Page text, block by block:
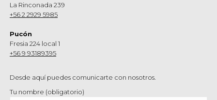
La Rinconada 239
+56 2 2929 5985
Pucón
Fresia 224 local 1
+56 9 93189395
Desde aquí puedes comunicarte con nosotros.
Tu nombre (obligatorio)